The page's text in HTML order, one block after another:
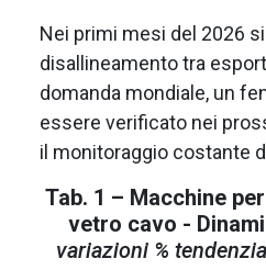
Nei primi mesi del 2026
disallineamento tra
domanda mondiale, un
essere verificato nei
il monitoraggio costante
Tab. 1 – Macchine
vetro cavo -
variazioni %